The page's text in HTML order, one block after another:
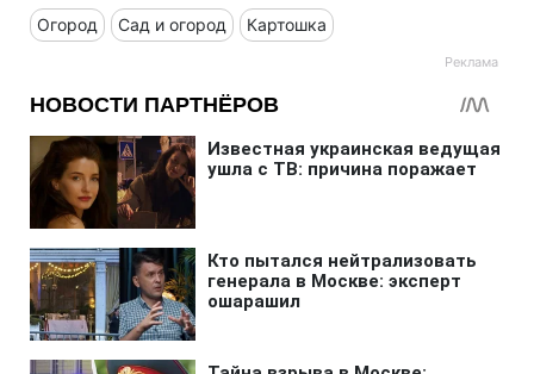
Огород Сад и огород Картошка